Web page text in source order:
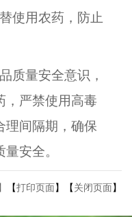
使用农药，防止
质量安全意识，
，严禁使用高毒
理间隔期，确保
安全。
【打印页面 】【 关闭页面 】